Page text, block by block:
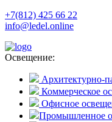
+7(812) 425 66 22
info@ledel.online
Освещение:
Архитектурно-
Коммерческое
Офисное
Промышленное